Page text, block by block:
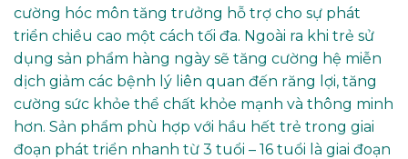
cường hóc môn tăng trưởng hỗ trợ cho sự phát
triển chiều cao một cách tối đa. Ngoài ra khi trẻ sử
dụng sản phẩm hàng ngày sẽ tăng cường hệ miễn
dịch giảm các bệnh lý liên quan đến răng lợi, tăng
cường sức khỏe thể chất khỏe mạnh và thông minh
hơn. Sản phẩm phù hợp với hầu hết trẻ trong giai
đoạn phát triển nhanh từ 3 tuổi – 16 tuổi là giai đoạn